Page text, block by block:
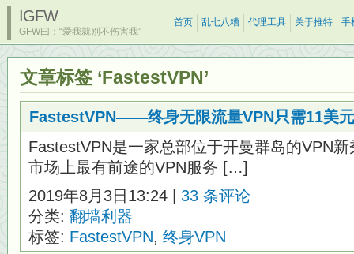
IGFW
GFW曰：“爱我就别不伤害我”
首页 乱七八糟 代理工具 关于推特 手
文章标签 ‘FastestVPN’
FastestVPN——终身无限流量VPN只需11美元
FastestVPN是一家总部位于开曼群岛的VPN
市场上最有前途的VPN服务 […]
2019年8月3日13:24 | 33 条评论
分类: 翻墙利器
标签: FastestVPN, 终身VPN